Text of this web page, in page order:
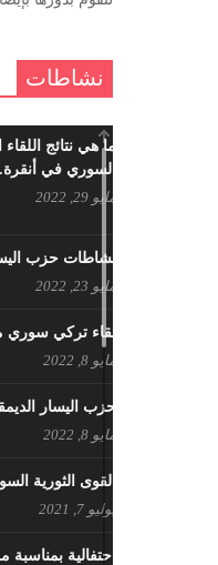
ننساك – خالد
نشاطات
ما هي نتائج
السوري في أنقرة.
مايو 29, 2022
نشاطات حزب
مايو 23, 2022
لقاء تركي سوري
مايو 8, 2022
حزب اليسار
مايو 8, 2022
القوى الثورية
يوليو 7, 2021